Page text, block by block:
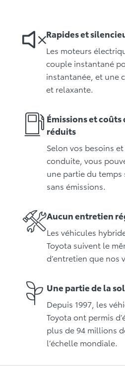
Rapides et
Les moteurs
couple instantané
instantanée, et une
et relaxante.
Émissions et
réduits
Selon vos besoins
conduite, vous
une partie du
sans émissions.
Aucun entretien
Les véhicules
Toyota suivent le
d’entretien que nos
Une partie de la
Depuis 1997, les
Toyota ont permis
plus de 94 millions
l’échelle mondiale.